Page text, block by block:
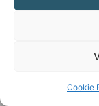
Cookie